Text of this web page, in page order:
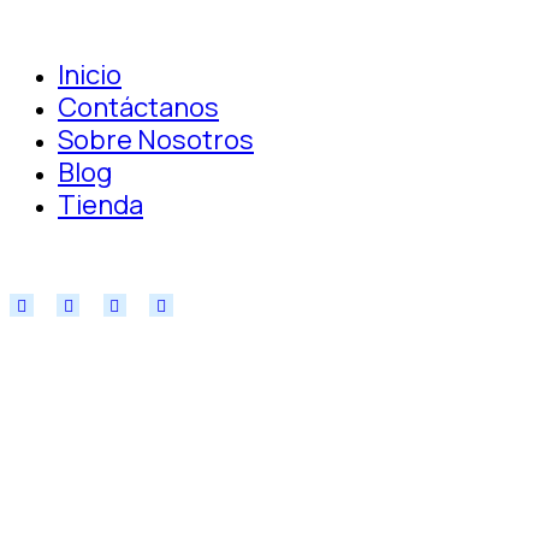
Inicio
Contáctanos
Sobre Nosotros
Blog
Tienda